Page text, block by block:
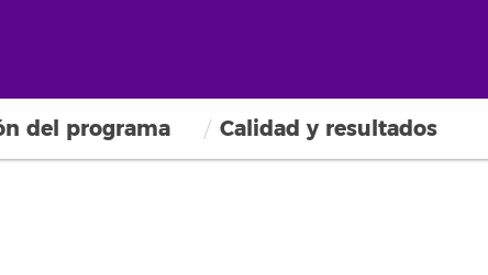
del programa Calidad y resultados